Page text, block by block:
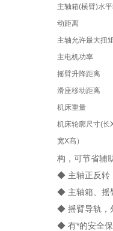
主轴箱(横臂)水
动距离
主轴允许最大扭
主电机功率
摇臂升降距离
滑座移动距离
机床重量
机床轮廓尺寸(长
宽X髙）
构，可节省辅
◆ 主轴正反转
◆ 主轴箱、摇
◆ 摇臂导轨，
◆ 有*的安全